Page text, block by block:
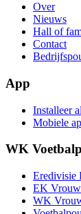
Over
Nieuws
Hall of
Contact
App
Installeer
Mobiele
WK
Eredivisie
EK
WK